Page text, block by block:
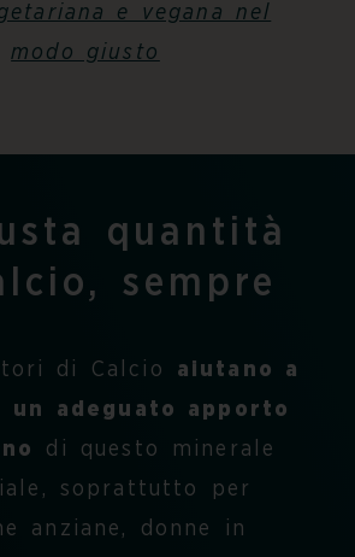
e vegana nel
modo giusto
quantità
sempre
di Calcio
aiutano a
un adeguato apporto
di questo minerale
soprattutto per
anziane, donne in